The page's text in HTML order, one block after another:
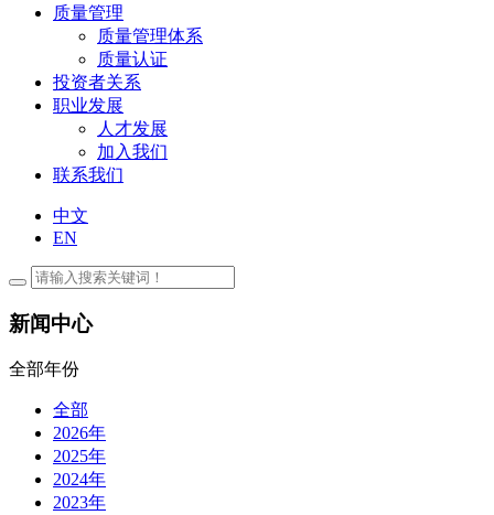
质量管理
质量管理体系
质量认证
投资者关系
职业发展
人才发展
加入我们
联系我们
中文
EN
新闻中心
全部年份
全部
2026年
2025年
2024年
2023年